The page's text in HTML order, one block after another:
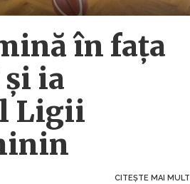
în fața
ia
Ligii
CITEȘTE MAI MULT